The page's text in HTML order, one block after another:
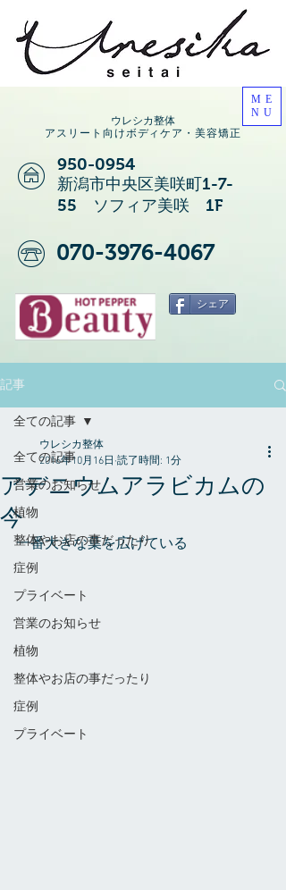
ウレシカ整体
アスリート向けボディケア・美容矯正
ME
NU
950-0954
新潟市中央区美咲町1-7-
55 ソフィア美咲 1F
070-3976-4067
シェア
記事
全ての記事
営業のお知らせ
植物
整体やお店の事だったり
症例
プライベート
営業のお知らせ
植物
整体やお店の事だったり
症例
プライベート
全ての記事
アデニウムアラビカムの
今
ウレシカ整体
2016年10月16日 読了時間: 1分
一番大きな葉を広げている